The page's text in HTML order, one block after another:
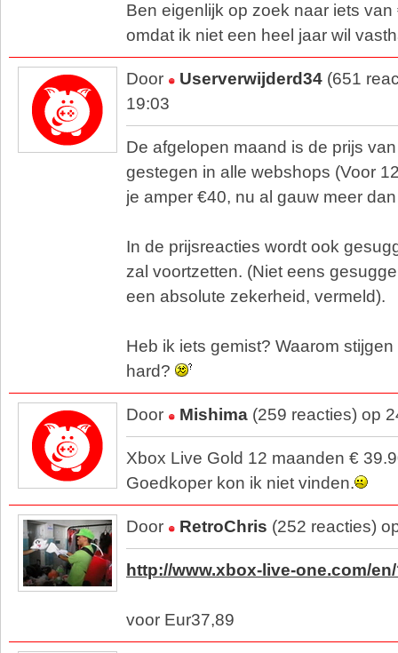
Ben eigenlijk op zoek naar iets
omdat ik niet een heel jaar wil
Door Userverwijderd34 (651
19:03
De afgelopen maand is de prijs
gestegen in alle webshops (Voor
je amper €40, nu al gauw meer
In de prijsreacties wordt ook
zal voortzetten. (Niet eens
een absolute zekerheid, vermeld).
Heb ik iets gemist? Waarom
hard?
Door Mishima (259 reacties) op
Xbox Live Gold 12 maanden €
Goedkoper kon ik niet vinden.
Door RetroChris (252 reacties)
http://www.xbox-live-one.com/
voor Eur37,89